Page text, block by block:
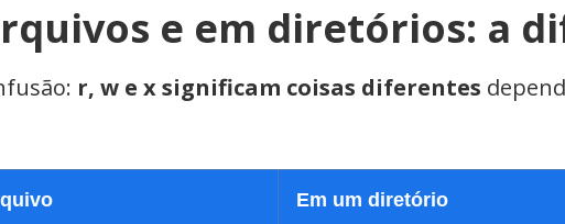
e em diretórios: a
r, w e x significam coisas diferentes
Em um diretório